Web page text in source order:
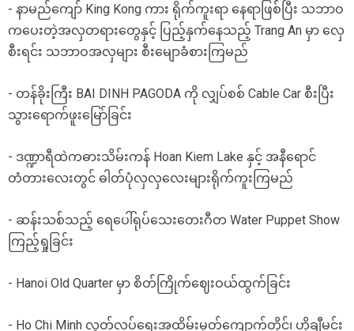
- နာမည်ကျော် King Kong ကား ရိုက်ကူးရာ နေရာဖြစ်ပြီး သဘာဝ
ကပေးတဲ့အလှတရားတွေနှင့် ပြည့်နှက်နေသည့် Trang An မှာ လှေ
စီးရင်း သဘာဝအလှများ စီးမျောခံစားကြမည်
- တန်ခိုးကြီး BAI DINH PAGODA ကို လျှပ်စစ် Cable Car စီးပြီး
သွားရောက်ဖူးမြော်ခြင်း
- ဒဏ္ဍာရီထဲကဓားသိမ်းကန် Hoan Kiem Lake နှင့် အနီရောင်
တံတားလေးတွင် ဓါတ်ပုံလှလှလေးများရိုက်ကူးကြမည်
- ဆန်းသစ်သည့် ရေပေါ်ရုပ်သေးတေးဂီတ Water Puppet Show
ကြည့်ရှုခြင်း
- Hanoi Old Quarter မှာ စိတ်ကြိုက်ဈေးဝယ်ထွက်ခြင်း
- Ho Chi Minh လွတ်လပ်ရေးအထိမ်းမှတ်ကျောက်တိုင်၊ ဟိုချီမင်း